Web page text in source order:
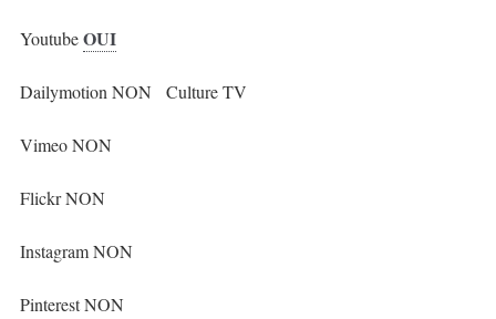
YoutubeOUI
Dailymotion NON Culture TV
Vimeo NON
Flickr NON
Instagram NON
Pinterest NON